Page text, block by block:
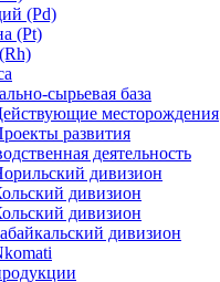
(Pd)
(Pt)
сырьевая база
месторождения
развития
деятельность
дивизион
дивизион
дивизион
дивизион